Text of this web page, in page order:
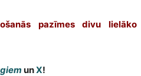
pazīmes divu lielāko
unX!